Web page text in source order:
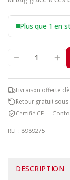
Plus que 1 en
Livraison offerte
Retour gratuit sous
Certifié CE —
REF : 8989275
DESCRIPTION